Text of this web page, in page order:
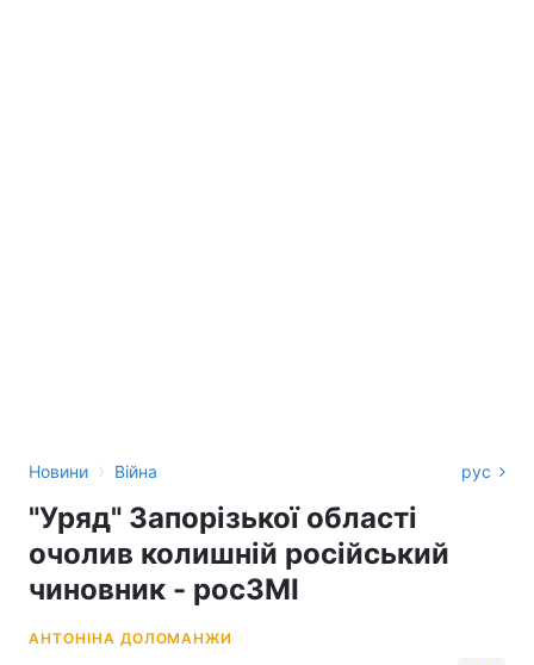
Новини › Війна рус
"Уряд" Запорізької області
очолив колишній російський
чиновник - росЗМІ
АНТОНІНА ДОЛОМАНЖИ